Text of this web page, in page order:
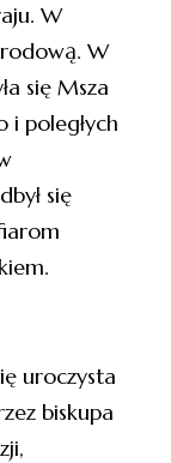
W
W
się Msza
i poległych
się
uroczysta
biskupa